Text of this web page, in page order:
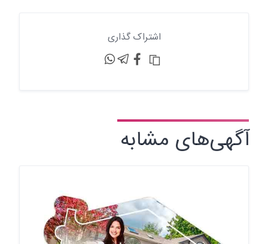
اشتراک گذاری
آگهی‌های مشابه